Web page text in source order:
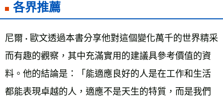
各界推薦
尼爾 ・ 歐文透過本書分享他對這個變化萬千的世界精采
而有趣的觀察，其中充滿實用的建議具參考價值的資
料。他的結論是：「能適應良好的人是在工作和生活
都能表現卓越的人，適應不是天生的特質，而是我們